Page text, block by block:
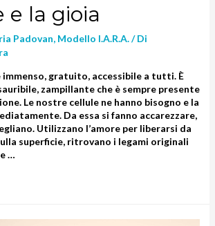
e la gioia
Padovan, Modello I.A.R.A./ Di
è immenso, gratuito, accessibile a tutti. È
zampillante che è sempre presente
Le nostre cellule ne hanno bisogno e la
Da essa si fanno accarezzare,
Utilizzano l’amore per liberarsi da
superficie, ritrovano i legami originali
…